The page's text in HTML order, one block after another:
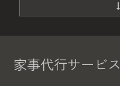
家事代行サービス